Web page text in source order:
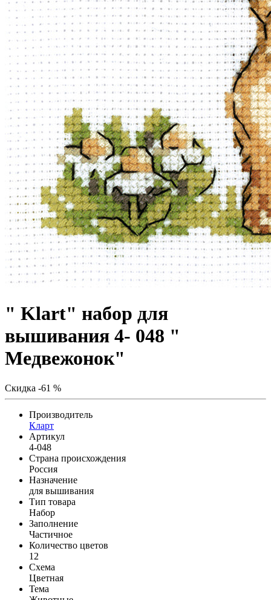
" Klart" набор для
вышивания 4- 048 "
Медвежонок"
Скидка -61 %
Производитель
Кларт
Артикул
4-048
Страна происхождения
Россия
Назначение
для вышивания
Тип товара
Набор
Заполнение
Частичное
Количество цветов
12
Схема
Цветная
Тема